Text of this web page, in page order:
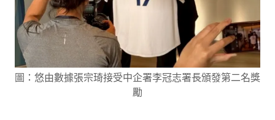
圖：悠由數據張宗琦接受中企署李冠志署長頒發第二名獎
勵